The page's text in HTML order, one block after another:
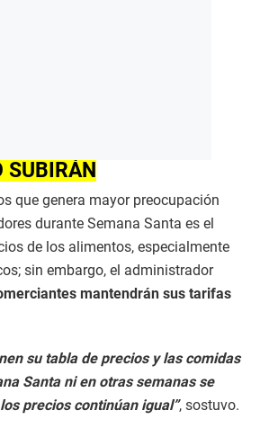
SUBIRÁN
que genera mayor preocupación
durante Semana Santa es el
de los alimentos, especialmente
sin embargo, el administrador
mantendrán sus tarifas
su tabla de precios y las comidas
Santa ni en otras semanas se
precios continúan igual”, sostuvo.